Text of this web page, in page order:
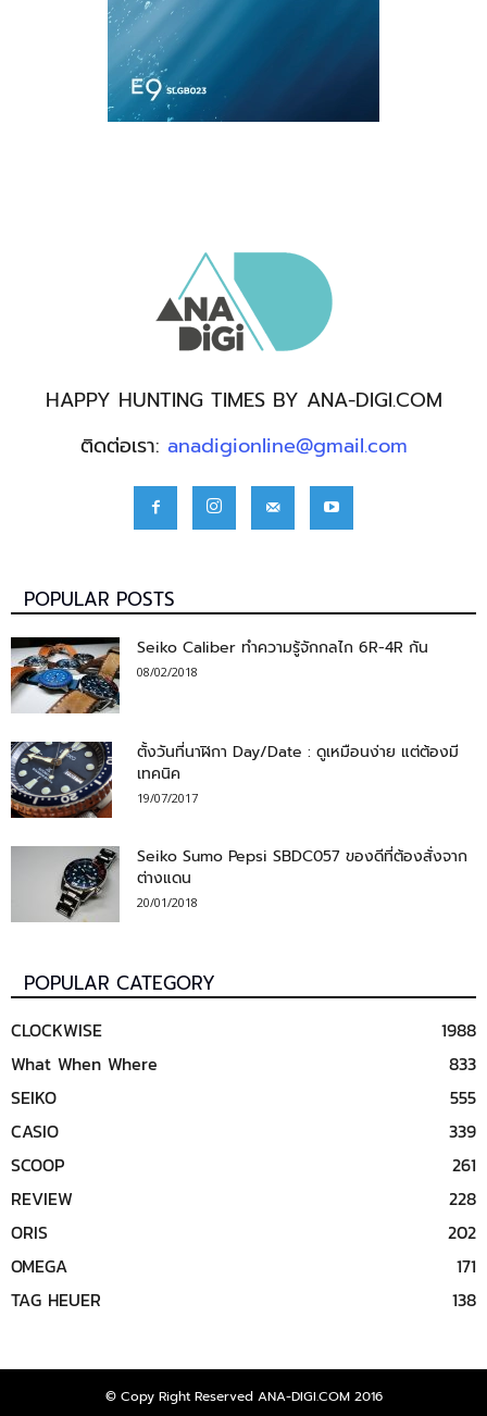
HAPPY HUNTING TIMES BY ANA-DIGI.COM
ติดต่อเรา: anadigionline@gmail.com
POPULAR POSTS
Seiko Caliber ทำความรู้จักกลไก 6R-4R กัน
08/02/2018
ตั้งวันที่นาฬิกา Day/Date : ดูเหมือนง่าย แต่ต้องมี
เทคนิค
19/07/2017
Seiko Sumo Pepsi SBDC057 ของดีที่ต้องสั่งจาก
ต่างแดน
20/01/2018
POPULAR CATEGORY
CLOCKWISE
1988
What When Where
833
SEIKO
555
CASIO
339
SCOOP
261
REVIEW
228
ORIS
202
OMEGA
171
TAG HEUER
138
© Copy Right Reserved ANA-DIGI.COM 2016